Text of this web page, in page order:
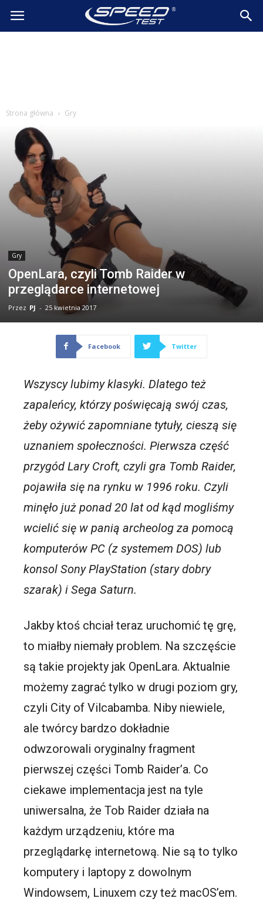
SpeedTest.pl
Strona główna Gry
Gry
OpenLara, czyli Tomb Raider w
przeglądarce internetowej
Przez PJ - 25 kwietnia 2017
Facebook Twitter
Wszyscy lubimy klasyki. Dlatego też
zapaleńcy, którzy poświęcają swój czas,
żeby ożywić zapomniane tytuły, cieszą się
uznaniem społeczności. Pierwsza część
przygód Lary Croft, czyli gra Tomb Raider,
pojawiła się na rynku w 1996 roku. Czyli
minęło już ponad 20 lat od kąd mogliśmy
wcielić się w panią archeolog za pomocą
komputerów PC (z systemem DOS) lub
konsol Sony PlayStation (stary dobry
szarak) i Sega Saturn.
Jakby ktoś chciał teraz uruchomić tę grę,
to miałby niemały problem. Na szczęście
są takie projekty jak OpenLara. Aktualnie
możemy zagrać tylko w drugi poziom gry,
czyli City of Vilcabamba. Niby niewiele,
ale twórcy bardzo dokładnie
odwzorowali oryginalny fragment
pierwszej części Tomb Raider’a. Co
ciekawe implementacja jest na tyle
uniwersalna, że Tob Raider działa na
każdym urządzeniu, które ma
przeglądarkę internetową. Nie są to tylko
komputery i laptopy z dowolnym
Windowsem, Linuxem czy też macOS’em.